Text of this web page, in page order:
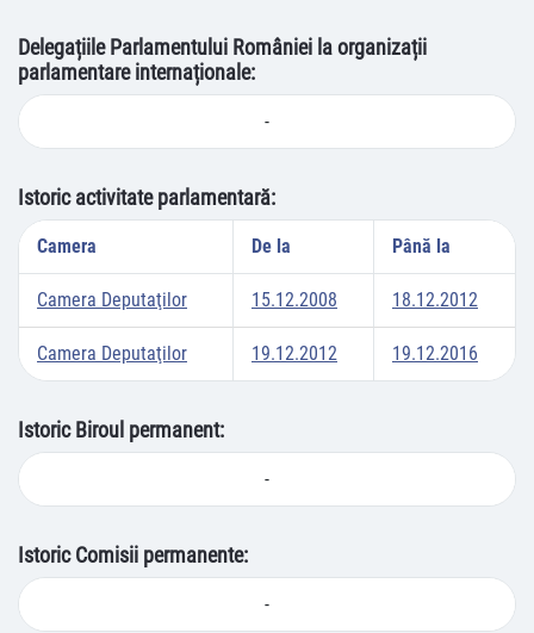
Delegațiile Parlamentului României la organizații
parlamentare internaționale:
-
Istoric activitate parlamentară:
Camera De la Până la
Camera Deputaţilor 15.12.2008 18.12.2012
Camera Deputaţilor 19.12.2012 19.12.2016
Istoric Biroul permanent:
-
Istoric Comisii permanente:
-